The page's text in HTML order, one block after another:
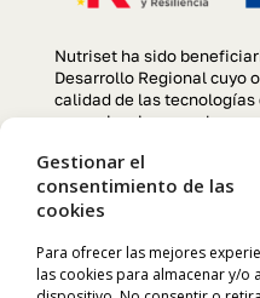
Gestionar el
consentimiento de las
cookies
Para ofrecer las mejores
las cookies para almacenar y/o
Nutriset ha sido
Desarrollo Regional cuyo
calidad de las
comunicaciones y el
optimización de la página
competitividad y
año 2022. Para ello ha
Manresa. «Una manera de